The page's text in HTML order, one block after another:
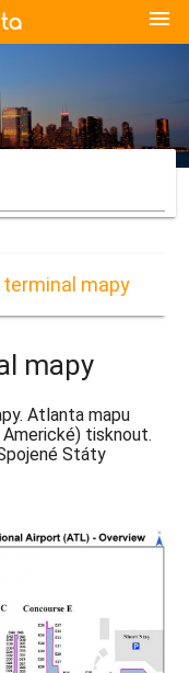
menu
mapy
mapy
Atlanta mapu
tisknout.
Státy